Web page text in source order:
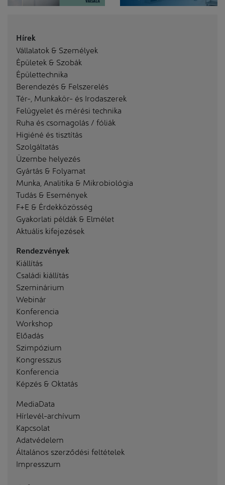
Hírek
Vállalatok & Személyek
Épületek & Szobák
Épülettechnika
Berendezés & Felszerelés
Tér-, Munkakör- és Irodaszerek
Felügyelet és mérési technika
Ruha és csomagolás / fóliák
Higiéné és tisztítás
Szolgáltatás
Üzembe helyezés
Gyártás & Folyamat
Munka, Analitika & Mikrobiológia
Tudás & Események
F+E & Érdekközösség
Gyakorlati példák & Elmélet
Aktuális kifejezések
Rendezvények
Kiállítás
Családi kiállítás
Szeminárium
Webinár
Konferencia
Workshop
Előadás
Szimpózium
Kongresszus
Konferencia
Képzés & Oktatás
MediaData
Hírlevél-archívum
Kapcsolat
Adatvédelem
Általános szerződési feltételek
Impresszum